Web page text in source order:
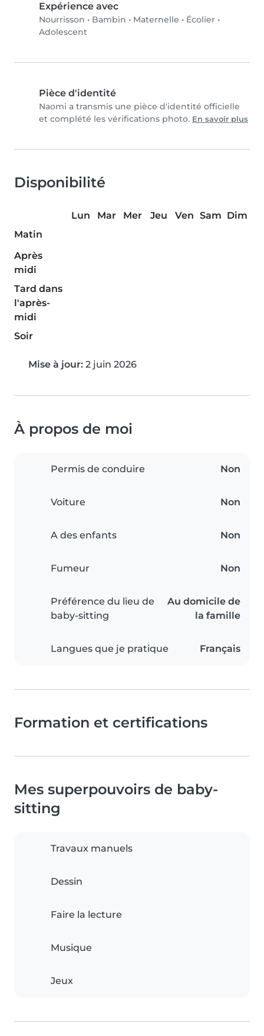
Expérience avec
Nourrisson • Bambin • Maternelle • Écolier •
Adolescent
Pièce d'identité
Naomi a transmis une pièce d'identité officielle
et complété les vérifications photo. En savoir plus
Disponibilité
Lun Mar Mer Jeu Ven Sam Dim
Matin
Après
midi
Tard dans
l'après-
midi
Soir
Mise à jour: 2 juin 2026
À propos de moi
Permis de conduire Non
Voiture Non
A des enfants Non
Fumeur Non
Préférence du lieu de
baby-sitting
Au domicile de
la famille
Langues que je pratique Français
Formation et certifications
Mes superpouvoirs de baby-
sitting
Travaux manuels
Dessin
Faire la lecture
Musique
Jeux